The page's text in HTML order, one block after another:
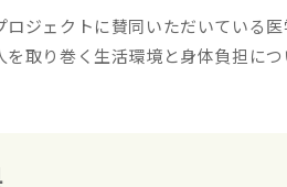
ロジェクトに賛同いただいている
を取り巻く生活環境と身体負担に